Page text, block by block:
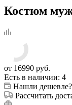
Костюм
от 16990 руб.
Есть в наличии: 4
Нашли дешевле?
Рассчитать